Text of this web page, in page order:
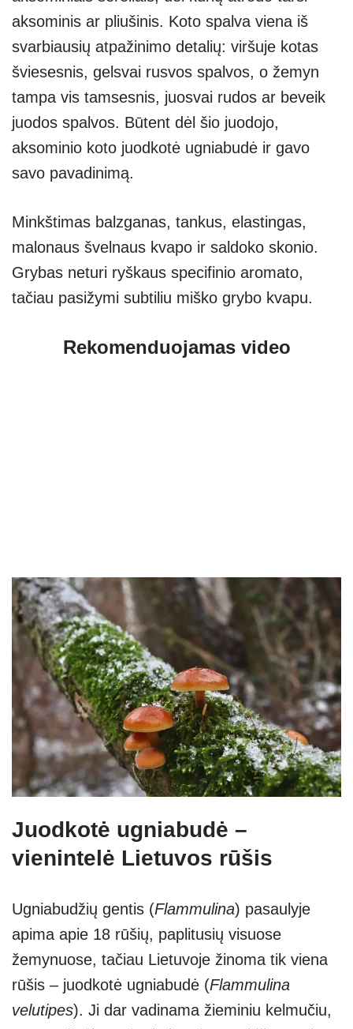
aksominis ar pliušinis. Koto spalva viena iš
svarbiausių atpažinimo detalių: viršuje kotas
šviesesnis, gelsvai rusvos spalvos, o žemyn
tampa vis tamsesnis, juosvai rudos ar beveik
juodos spalvos. Būtent dėl šio juodojo,
aksominio koto juodkotė ugniabudė ir gavo
savo pavadinimą.
Minkštimas balzganas, tankus, elastingas,
malonaus švelnaus kvapo ir saldoko skonio.
Grybas neturi ryškaus specifinio aromato,
tačiau pasižymi subtiliu miško grybo kvapu.
Rekomenduojamas video
Juodkotė ugniabudė –
vienintelė Lietuvos rūšis
Ugniabudžių gentis (Flammulina) pasaulyje
apima apie 18 rūšių, paplitusių visuose
žemynuose, tačiau Lietuvoje žinoma tik viena
rūšis – juodkotė ugniabudė (Flammulina
velutipes). Ji dar vadinama žieminiu kelmučiu,